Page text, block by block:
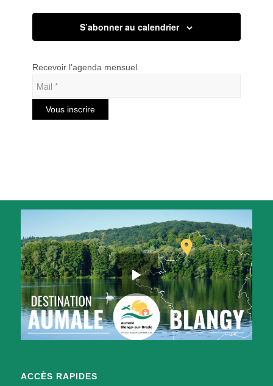
S’abonner au calendrier
Recevoir l’agenda mensuel.
ACCÈS RAPIDES